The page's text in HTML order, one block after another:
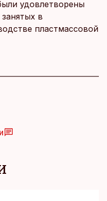
удовлетворены
в
пластмассовой